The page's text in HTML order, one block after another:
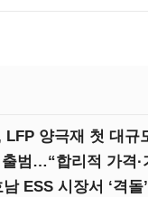
ESS 시장서 ‘격돌’